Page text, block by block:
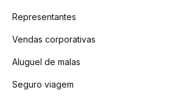
Representantes
Vendas corporativas
Aluguel de malas
Seguro viagem